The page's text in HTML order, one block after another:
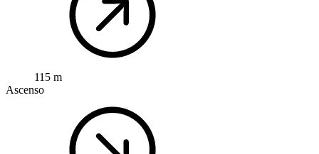
115 m
Ascenso